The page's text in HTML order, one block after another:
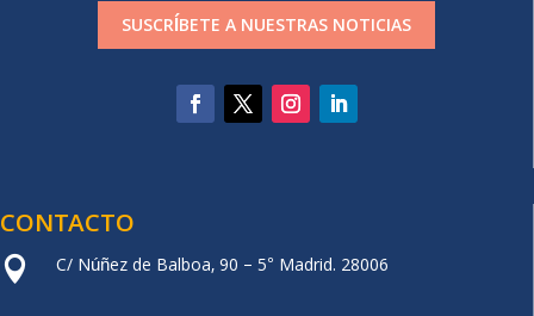
SUSCRÍBETE A NUESTRAS NOTICIAS
CONTACTO
 C/ Núñez de Balboa, 90 – 5° Madrid. 28006